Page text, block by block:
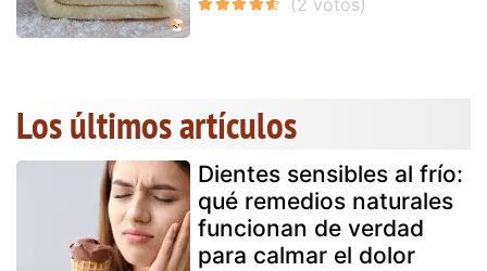
Los últimos artículos
Dientes sensibles al frío:
qué remedios naturales
funcionan de verdad
para calmar el dolor